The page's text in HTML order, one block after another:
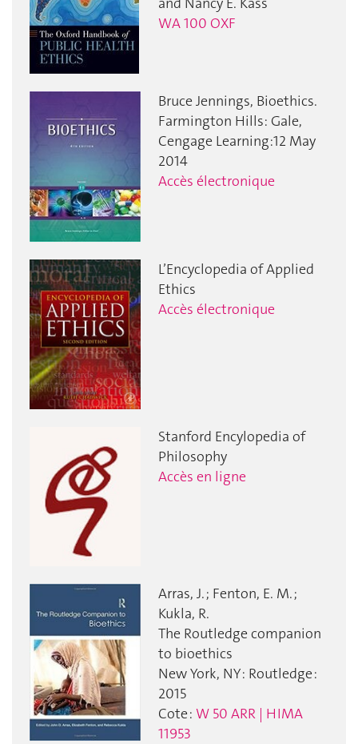
WA 100 OXF
Bruce Jennings, Bioethics.
Farmington Hills: Gale,
Cengage Learning:12 May
2014
Accès électronique
L’Encyclopedia of Applied
Ethics
Accès électronique
Stanford Encylopedia of
Philosophy
Accès en ligne
Arras, J. ; Fenton, E. M. ;
Kukla, R.
The Routledge companion
to bioethics
New York, NY : Routledge :
2015
Cote : W 50 ARR | HIMA
11953